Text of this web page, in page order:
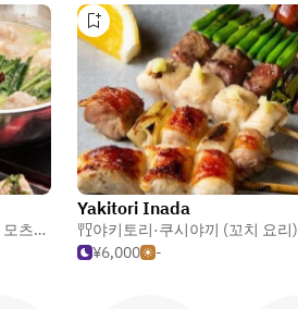
모츠나베(곱창 전골) ,이자카야
Yakitori Inada
야키토리·쿠시야끼 (꼬치 요리)
¥6,000
-